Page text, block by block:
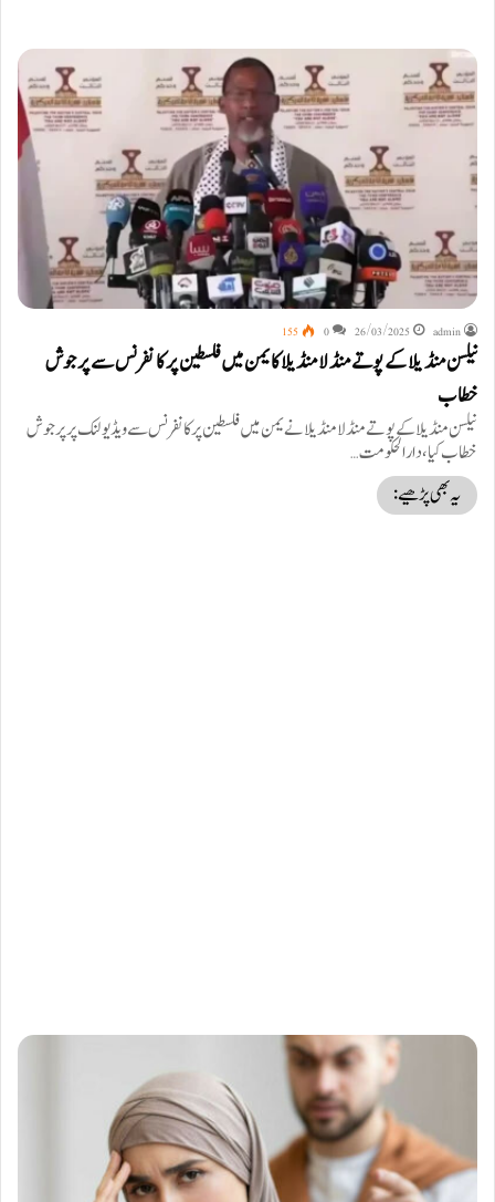
admin
26/03/2025
0
155
نیلسن منڈیلا کے پوتے منڈلا منڈیلا کا یمن میں فلسطین پر کانفرنس سے پرجوش
خطاب
نیلسن منڈیلا کے پوتے منڈلا منڈیلا نے یمن میں فلسطین پر کانفرنس سے ویڈیو لنک پر پرجوش
خطاب کیا، دارالحکومت…
یہ بھی پڑھیے: